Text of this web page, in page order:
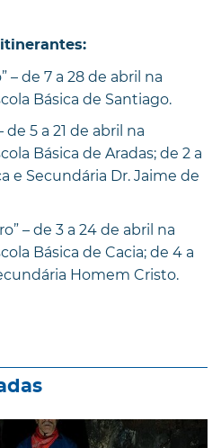
– de 7 a 28 de abril na
Básica de Santiago.
de 5 a 21 de abril na
Básica de Aradas; de 2 a
e Secundária Dr. Jaime de
– de 3 a 24 de abril na
Básica de Cacia; de 4 a
Homem Cristo.